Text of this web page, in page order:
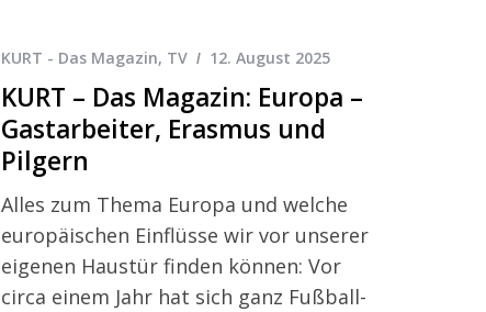
KURT - Das Magazin, TV 12. August 2025
KURT – Das Magazin: Europa –
Gastarbeiter, Erasmus und
Pilgern
Alles zum Thema Europa und welche
europäischen Einflüsse wir vor unserer
eigenen Haustür finden können: Vor
circa einem Jahr hat sich ganz Fußball-